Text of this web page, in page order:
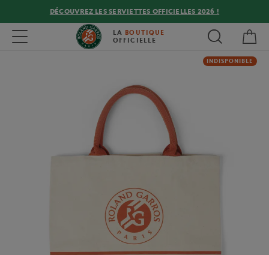
DÉCOUVREZ LES SERVIETTES OFFICIELLES 2026 !
Toggle navigation LA BOUTIQUE
OFFICIELLE
INDISPONIBLE